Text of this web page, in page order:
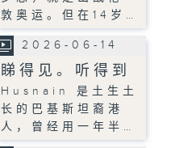
敦奥运。但在14岁…
2026-06-14
睇得见。听得到
Husnain 是土生土
长的巴基斯坦裔港
人，曾经用一年半…